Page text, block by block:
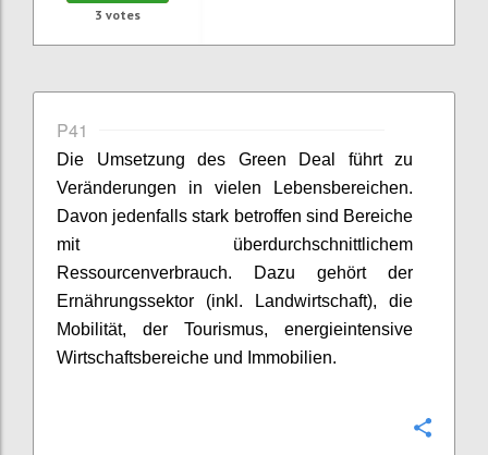
3 votes
P41
Die Umsetzung des Green Deal führt zu
Veränderungen in vielen Lebensbereichen.
Davon jedenfalls stark betroffen sind Bereiche
mit überdurchschnittlichem
Ressourcenverbrauch. Dazu gehört der
Ernährungssektor (inkl. Landwirtschaft), die
Mobilität, der Tourismus, energieintensive
Wirtschaftsbereiche und Immobilien.